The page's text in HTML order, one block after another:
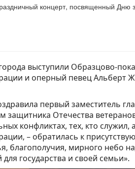
концерт, посвященный Дню
выступили Образцово-
и оперный певец Альберт
первый заместитель
защитника Отечества
конфликтах, тех, кто
– обратилась к
благополучия, мирного небо
государства и своей семьи».